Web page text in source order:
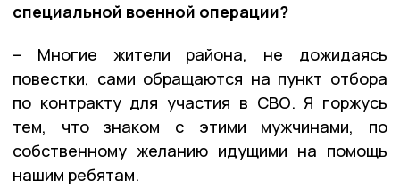
специальной военной операции?
– Многие жители района, не дожидаясь
повестки, сами обращаются на пункт отбора
по контракту для участия в СВО. Я горжусь
тем, что знаком с этими мужчинами, по
собственному желанию идущими на помощь
нашим ребятам.